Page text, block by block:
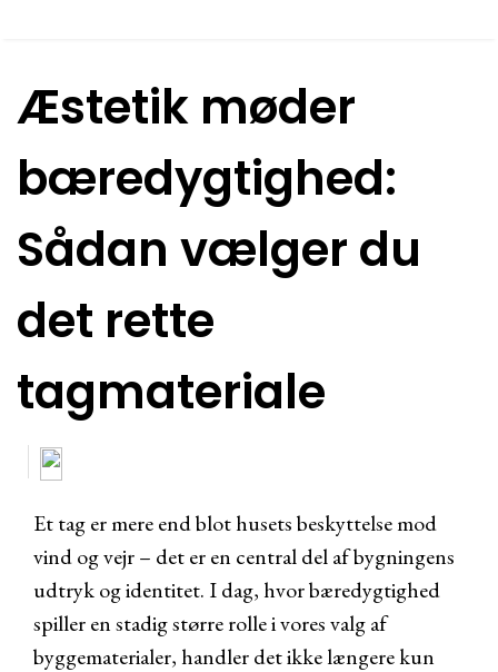
Æstetik møder
bæredygtighed:
Sådan vælger du
det rette
tagmateriale
Et tag er mere end blot husets beskyttelse mod
vind og vejr – det er en central del af bygningens
udtryk og identitet. I dag, hvor bæredygtighed
spiller en stadig større rolle i vores valg af
byggematerialer, handler det ikke længere kun